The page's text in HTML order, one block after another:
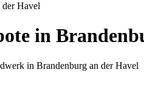
der Havel
in
in Brandenburg an der Havel